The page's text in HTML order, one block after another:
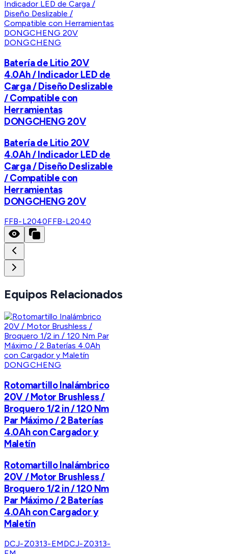
DONGCHENG
Batería de Litio 20V
4.0Ah / Indicador LED de
Carga / Diseño Deslizable
/ Compatible con
Herramientas
DONGCHENG 20V
Batería de Litio 20V
4.0Ah / Indicador LED de
Carga / Diseño Deslizable
/ Compatible con
Herramientas
DONGCHENG 20V
FFB-L2040FFB-L2040
Equipos Relacionados
DONGCHENG
Rotomartillo Inalámbrico
20V / Motor Brushless /
Broquero 1/2 in / 120 Nm
Par Máximo / 2 Baterías
4.0Ah con Cargador y
Maletín
Rotomartillo Inalámbrico
20V / Motor Brushless /
Broquero 1/2 in / 120 Nm
Par Máximo / 2 Baterías
4.0Ah con Cargador y
Maletín
DCJ-Z0313-EMDCJ-Z0313-